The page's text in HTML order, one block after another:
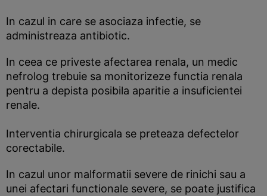
In cazul in care se asociaza infectie, se
administreaza antibiotic.
In ceea ce priveste afectarea renala, un medic
nefrolog trebuie sa monitorizeze functia renala
pentru a depista posibila aparitie a insuficientei
renale.
Interventia chirurgicala se preteaza defectelor
corectabile.
In cazul unor malformatii severe de rinichi sau a
unei afectari functionale severe, se poate justifica